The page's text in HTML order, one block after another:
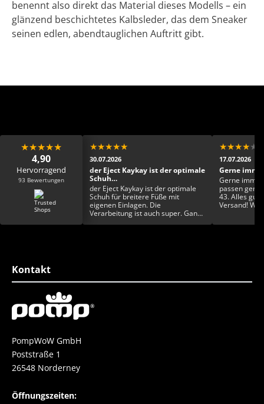
benennt also direkt das Material dieses Modells – ein
glänzend beschichtetes Kalbsleder, das dem Sneaker
seinen edlen, abendtauglichen Auftritt gibt.
★★★★★
4,90
Hervorragend
93 Bewertungen
Dankeschön 🙏🏾
Dankeschön 🙏🏾
★★★★★
30.07.2026
der Eject Kaykay ist der optimale
Schuh…
der Eject Kaykay ist der optimale
Schuh für breitere Füße mit
eigenen Einlagen. Die
Verarbeitung ist auch super. Ganz
★★★★★
17.07.2026
Gerne
Gerne
passen
43. Alles gut
Versand!
Kontakt
PompWoW GmbH
Poststraße 1
26548 Norderney
Öffnungszeiten: